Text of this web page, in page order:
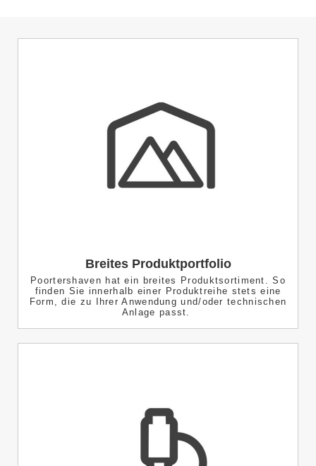
Breites Produktportfolio
Poortershaven hat ein breites Produktsortiment. So
finden Sie innerhalb einer Produktreihe stets eine
Form, die zu Ihrer Anwendung und/oder technischen
Anlage passt.